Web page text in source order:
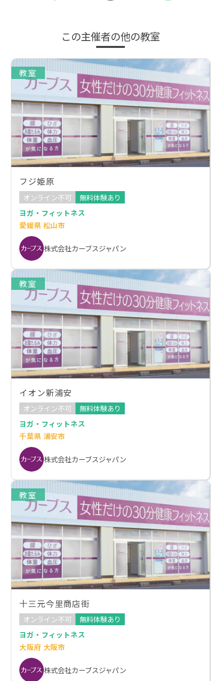
この主催者の他の教室
教室
フジ姫原
オンライン不可
無料体験あり
ヨガ・フィットネス
愛媛県 松山市
株式会社カーブスジャパン
教室
イオン新浦安
オンライン不可
無料体験あり
ヨガ・フィットネス
千葉県 浦安市
株式会社カーブスジャパン
教室
十三元今里商店街
オンライン不可
無料体験あり
ヨガ・フィットネス
大阪府 大阪市
株式会社カーブスジャパン